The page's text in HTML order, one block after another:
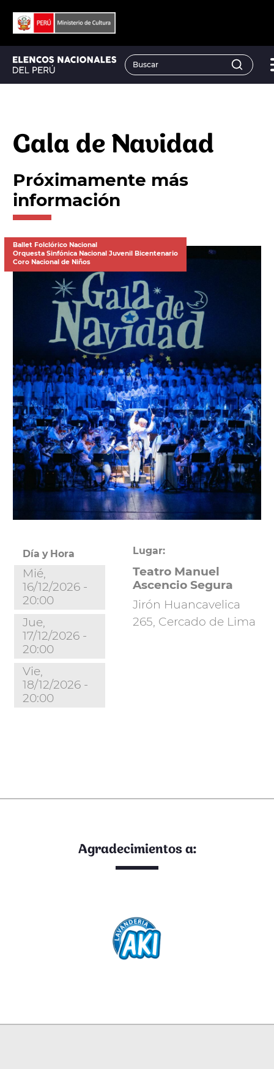
Gala de Navidad
Próximamente más
información
Ballet Folclórico Nacional
Orquesta Sinfónica Nacional Juvenil Bicentenario
Coro Nacional de Niños
Día y Hora
Mié,
16/12/2026 -
20:00
Jue,
17/12/2026 -
20:00
Vie,
18/12/2026 -
20:00
Lugar:
Teatro Manuel
Ascencio Segura
Jirón Huancavelica
265, Cercado de Lima
Agradecimientos a: